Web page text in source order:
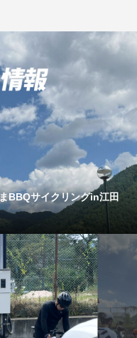
BBQサイクリングin江田